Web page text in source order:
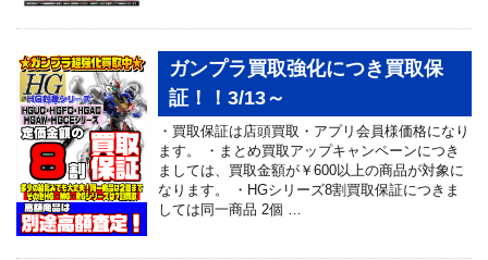
ガンプラ買取強化につき買取保
証！！3/13～
・買取保証は店頭買取・アプリ会員様価格になり
ます。 ・まとめ買取アップキャンペーンにつき
ましては、買取金額が￥600以上の商品が対象に
なります。 ・HGシリーズ8割買取保証につきま
しては同一商品 2個 …